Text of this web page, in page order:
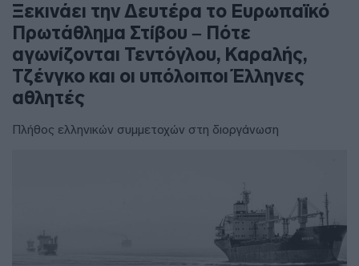
Ξεκινάει την Δευτέρα το Ευρωπαϊκό
Πρωτάθλημα Στίβου – Πότε
αγωνίζονται Τεντόγλου, Καραλής,
Τζένγκο και οι υπόλοιποι Έλληνες
αθλητές
Πλήθος ελληνικών συμμετοχών στη διοργάνωση